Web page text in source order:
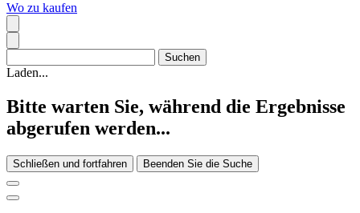
Wo zu kaufen
Laden...
Bitte warten Sie, während die Ergebnisse
abgerufen werden...
Schließen und fortfahren Beenden Sie die Suche